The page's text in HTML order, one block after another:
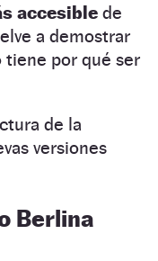
accesible de
a demostrar
por qué ser
de la
versiones
Berlina